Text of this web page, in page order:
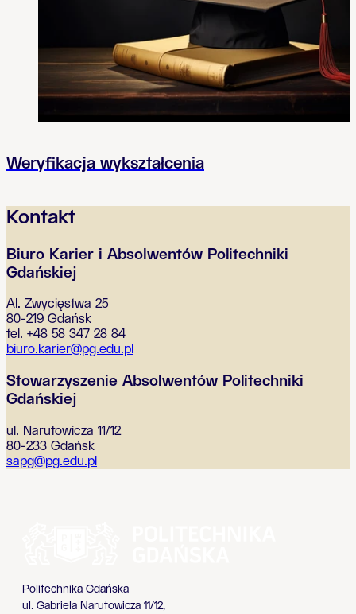
Weryfikacja wykształcenia
Kontakt
Biuro Karier i Absolwentów Politechniki
Gdańskiej
Al. Zwycięstwa 25
80-219 Gdańsk
tel. +48 58 347 28 84
biuro.karier@pg.edu.pl
Stowarzyszenie Absolwentów Politechniki
Gdańskiej
ul. Narutowicza 11/12
80-233 Gdańsk
sapg@pg.edu.pl
Politechnika Gdańska
ul. Gabriela Narutowicza 11/12,